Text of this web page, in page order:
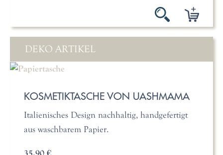
DEKO ARTIKEL
KOSMETIKTASCHE VON UASHMAMA
Italienisches Design nachhaltig, handgefertigt
aus waschbarem Papier.
35,90 €